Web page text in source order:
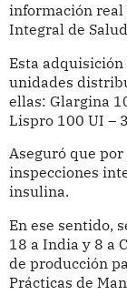
información real
Integral de
Esta
unidades
ellas: Glargina
Lispro 100 UI –
Aseguró que
inspecciones
insulina.
En ese sentido,
18 a India y 8 a
de producción
Prácticas de